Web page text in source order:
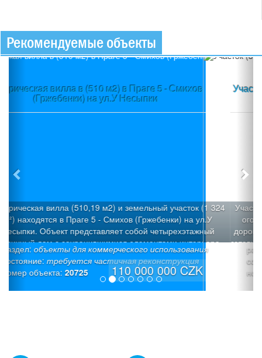
Рекомендуемые объекты
Участок (3580 м2) в пос.Вшеноры (Прага-запад) +
Проект + Строительное разрешение
раздел:строительные участки
состояние:
номер объекта: 20709
Участок с уклоном (3580 м2), который можно разделить
огороженных участка под застройку с общей
дорогой, расположен в пос.Вшеноры (Прага-запад).
готовый проект трех современных вилл «Панорама
с Разрешением на строительство 3 семейных домов:
«Х» (6/7+1): Площадь участка - 1026 м², полезная
242,1 м², площадь застройки: -187,3 м² (коэффициент
застройки 18,2%). Просторный дом со встроенным
19 900 000 CZK
Previous